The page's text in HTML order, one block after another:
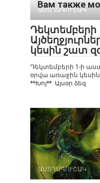
Вам также
ԱՍՏՂԱԳՈՒՇԱԿ
Դեկտեմբերի
կեսին շատ
Դեկտեմբերի 1-ի
օրվա առաջին կեսին
**Խոյ**. Այսօր ձեզ
ԱՍՏՂԱԳՈՒՇԱԿ